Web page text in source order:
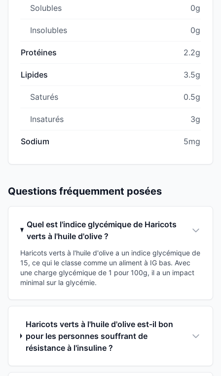
Solubles 0g
Insolubles 0g
Protéines 2.2g
Lipides 3.5g
Saturés 0.5g
Insaturés 3g
Sodium 5mg
Questions fréquemment posées
Quel est l'indice glycémique de Haricots
verts à l'huile d'olive ?
Haricots verts à l'huile d'olive a un indice glycémique de
15, ce qui le classe comme un aliment à IG bas. Avec
une charge glycémique de 1 pour 100g, il a un impact
minimal sur la glycémie.
Haricots verts à l'huile d'olive est-il bon
pour les personnes souffrant de
résistance à l'insuline ?